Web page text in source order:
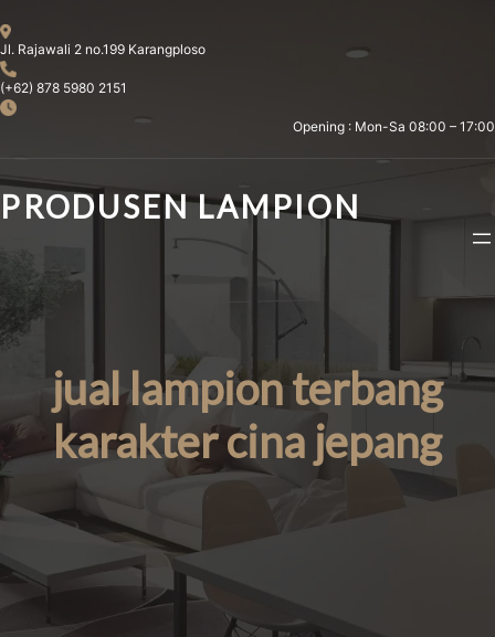
to
content
Jl. Rajawali 2 no.199 Karangploso
(+62) 878 5980 2151
Opening : Mon-Sa 08:00 – 17:00
PRODUSEN LAMPION
jual lampion terbang
karakter cina jepang